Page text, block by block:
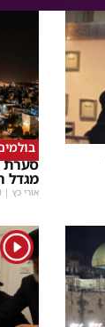
סערת
מגדל
אורי כץ |
1